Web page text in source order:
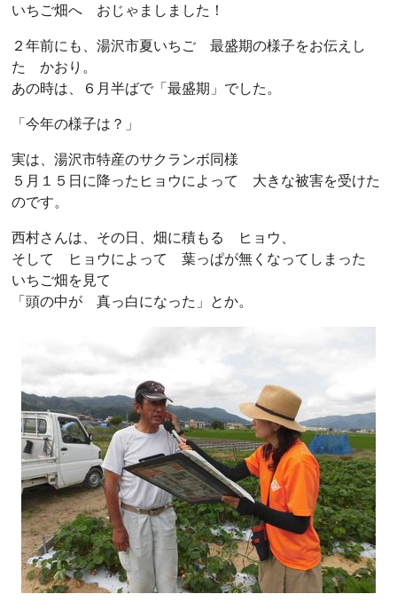
いちご畑へ おじゃましました！
２年前にも、湯沢市夏いちご 最盛期の様子をお伝えし
た かおり。
あの時は、６月半ばで「最盛期」でした。
「今年の様子は？」
実は、湯沢市特産のサクランボ同様
５月１５日に降ったヒョウによって 大きな被害を受けた
のです。
西村さんは、その日、畑に積もる ヒョウ、
そして ヒョウによって 葉っぱが無くなってしまった
いちご畑を見て
「頭の中が 真っ白になった」とか。